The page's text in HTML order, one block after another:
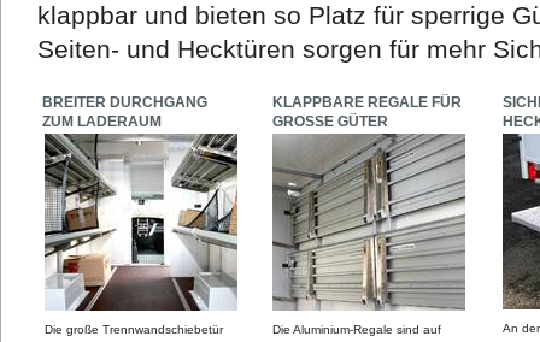
klappbar und bieten so Platz für sperrige
Seiten- und Hecktüren sorgen für mehr
BREITER DURCHGANG
ZUM LADERAUM
Die große Trennwandschiebetür
KLAPPBARE REGALE FÜR
GROSSE GÜTER
Die Aluminium-Regale sind auf
An